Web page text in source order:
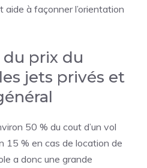
à façonner l’orientation
du prix du
jets privés et
50 % du cout d’un vol
15 % en cas de location de
a donc une grande